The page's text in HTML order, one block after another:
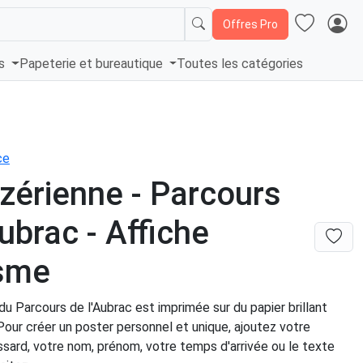
Offres Pro
Papeterie et bureautique Toutes les catégories
- Parcours
- Affiche
Parcours de l'Aubrac est imprimée sur du papier brillant
créer un poster personnel et unique, ajoutez votre
votre nom, prénom, votre temps d'arrivée ou le texte